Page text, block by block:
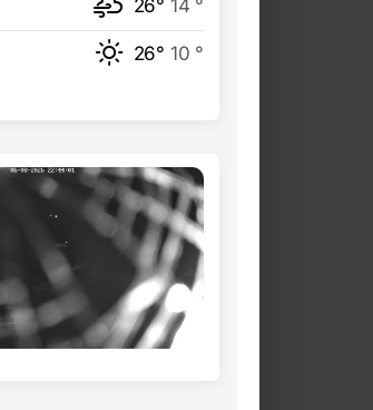
26° 14 °
26° 10 °